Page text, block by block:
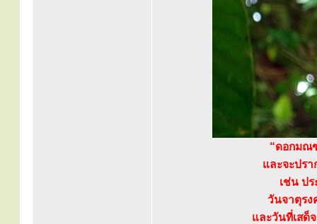
“ดอกมณ
และจะปร
เช่น ป
วันจาตุรง
และวันที่เสด็